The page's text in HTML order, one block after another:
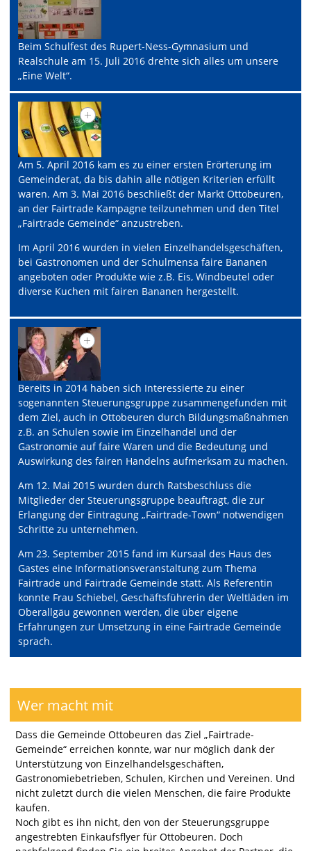
Beim Schulfest des Rupert-Ness-Gymnasium und
Realschule am 15. Juli 2016 drehte sich alles um unsere
„Eine Welt“.
Am 5. April 2016 kam es zu einer ersten Erörterung im
Gemeinderat, da bis dahin alle nötigen Kriterien erfüllt
waren. Am 3. Mai 2016 beschließt der Markt Ottobeuren,
an der Fairtrade Kampagne teilzunehmen und den Titel
„Fairtrade Gemeinde“ anzustreben.
Im April 2016 wurden in vielen Einzelhandelsgeschäften,
bei Gastronomen und der Schulmensa faire Bananen
angeboten oder Produkte wie z.B. Eis, Windbeutel oder
diverse Kuchen mit fairen Bananen hergestellt.
Bereits in 2014 haben sich Interessierte zu einer
sogenannten Steuerungsgruppe zusammengefunden mit
dem Ziel, auch in Ottobeuren durch Bildungsmaßnahmen
z.B. an Schulen sowie im Einzelhandel und der
Gastronomie auf faire Waren und die Bedeutung und
Auswirkung des fairen Handelns aufmerksam zu machen.
Am 12. Mai 2015 wurden durch Ratsbeschluss die
Mitglieder der Steuerungsgruppe beauftragt, die zur
Erlangung der Eintragung „Fairtrade-Town“ notwendigen
Schritte zu unternehmen.
Am 23. September 2015 fand im Kursaal des Haus des
Gastes eine Informationsveranstaltung zum Thema
Fairtrade und Fairtrade Gemeinde statt. Als Referentin
konnte Frau Schiebel, Geschäftsführerin der Weltläden im
Oberallgäu gewonnen werden, die über eigene
Erfahrungen zur Umsetzung in eine Fairtrade Gemeinde
sprach.
Wer macht mit
Dass die Gemeinde Ottobeuren das Ziel „Fairtrade-
Gemeinde“ erreichen konnte, war nur möglich dank der
Unterstützung von Einzelhandelsgeschäften,
Gastronomiebetrieben, Schulen, Kirchen und Vereinen. Und
nicht zuletzt durch die vielen Menschen, die faire Produkte
kaufen.
Noch gibt es ihn nicht, den von der Steuerungsgruppe
angestrebten Einkaufsflyer für Ottobeuren. Doch